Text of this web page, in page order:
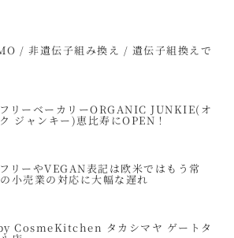
/ 非遺伝子組み換え / 遺伝子組換えで
リーベーカリーORGANIC JUNKIE(オ
ジャンキー)恵比寿にOPEN！
リーやVEGAN表記は欧米ではもう常
小売業の対応に大幅な遅れ
CosmeKitchen タカシマヤ ゲートタ